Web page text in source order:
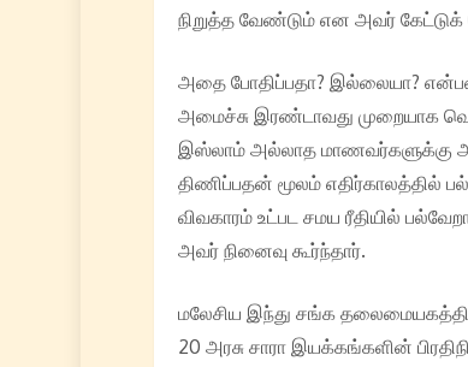
நிறுத்த வேண்டும் என அவர்
அதை போதிப்பதா? இல்லையா?
அமைச்சு இரண்டாவது முறையாக
இஸ்லாம் அல்லாத மாணவர்களுக்கு
திணிப்பதன் மூலம் எதிர்காலத்தில்
விவகாரம் உட்பட சமய ரீதியில்
அவர் நினைவு கூர்ந்தார்.
மலேசிய இந்து சங்க
20 அரசு சாரா இயக்கங்களின்